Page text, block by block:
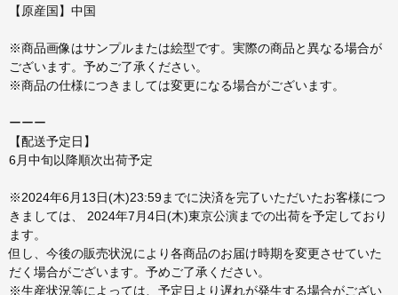
【原産国】中国
※商品画像はサンプルまたは絵型です。実際の商品と異なる場合が
ございます。予めご了承ください。
※商品の仕様につきましては変更になる場合がございます。
ーーー
【配送予定日】
6月中旬以降順次出荷予定
※2024年6月13日(木)23:59までに決済を完了いただいたお客様につ
きましては、 2024年7月4日(木)東京公演までの出荷を予定しており
ます。
但し、今後の販売状況により各商品のお届け時期を変更させていた
だく場合がございます。予めご了承ください。
※生産状況等によっては、予定日より遅れが発生する場合がござい